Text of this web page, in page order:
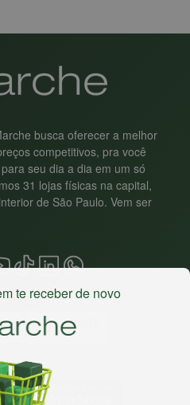
busca oferecer a melhor
competitivos, pra você
seu dia a dia em um só
31 lojas físicas na capital,
de São Paulo. Vem ser
app
te receber de novo